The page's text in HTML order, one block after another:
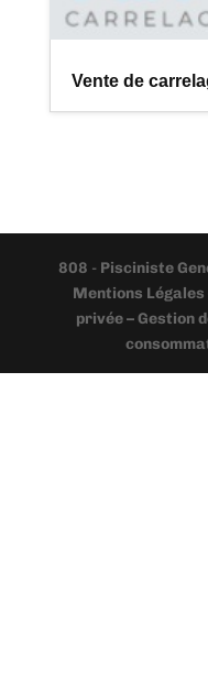
Vente de
808 - Pisciniste
Mentions Légales
privée – Gestion